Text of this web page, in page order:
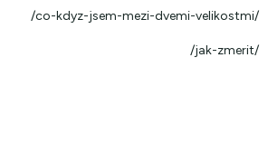
/co-kdyz-jsem-mezi-dvemi-velikostmi/
/jak-zmerit/